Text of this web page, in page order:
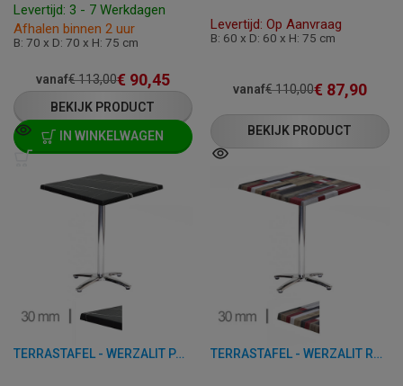
Levertijd: 3 - 7 Werkdagen
Afhalen binnen 2 uur
B: 70 x D: 70 x H: 75 cm
vanaf€113,00€ 90,45
BEKIJK PRODUCT
IN WINKELWAGEN
Levertijd: Op Aanvraag
B: 60 x D: 60 x H: 75 cm
vanaf€110,00€ 87,90
BEKIJK PRODUCT
TERRASTAFEL - WERZALIT PALAZZO - 60X60 CM TERRASTAFEL - WERZALIT REDDENWOOD - 60X60 CM